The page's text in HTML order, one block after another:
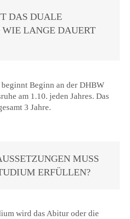
DAS DUALE
LANGE DAUERT
Beginn an der DHBW
am 1.10. jeden Jahres. Das
3 Jahre.
MUSS
ERFÜLLEN?
wird das Abitur oder die